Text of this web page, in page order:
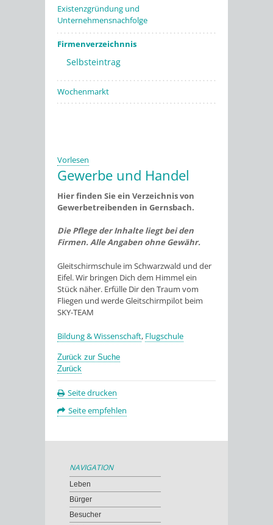
Existenzgründung und
Unternehmensnachfolge
Firmenverzeichnnis
Selbsteintrag
Wochenmarkt
Vorlesen
Gewerbe und Handel
Hier finden Sie ein Verzeichnis von
Gewerbetreibenden in Gernsbach.
Die Pflege der Inhalte liegt bei den
Firmen. Alle Angaben ohne Gewähr.
Gleitschirmschule im Schwarzwald und der
Eifel. Wir bringen Dich dem Himmel ein
Stück näher. Erfülle Dir den Traum vom
Fliegen und werde Gleitschirmpilot beim
SKY-TEAM
Bildung & Wissenschaft, Flugschule
Zurück zur Suche
Zurück
Seite drucken
Seite empfehlen
NAVIGATION
Leben
Bürger
Besucher